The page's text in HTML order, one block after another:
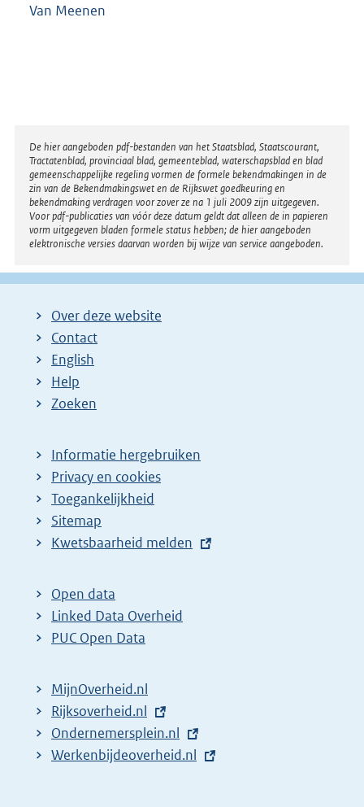
Van Meenen
Disclaimer
De hier aangeboden pdf-bestanden van het Staatsblad, Staatscourant,
Tractatenblad, provinciaal blad, gemeenteblad, waterschapsblad en blad
gemeenschappelijke regeling vormen de formele bekendmakingen in de
zin van de Bekendmakingswet en de Rijkswet goedkeuring en
bekendmaking verdragen voor zover ze na 1 juli 2009 zijn uitgegeven.
Voor pdf-publicaties van vóór deze datum geldt dat alleen de in papieren
vorm uitgegeven bladen formele status hebben; de hier aangeboden
elektronische versies daarvan worden bij wijze van service aangeboden.
Over deze website
Contact
English
Help
Zoeken
Informatie hergebruiken
Privacy en cookies
Toegankelijkheid
Sitemap
E
t
e
r
l
i
n
k
Kwetsbaarheid melden
Open data
Linked Data Overheid
PUC Open Data
MijnOverheid.nl
E
x
t
Rijksoverheid.nl
E
x
Ondernemersplein.nl
E
Werkenbijdeoverheid.nl